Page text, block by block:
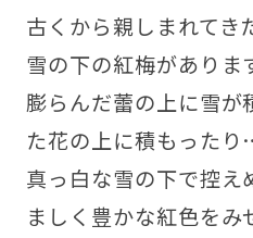
古くから親しまれてき
雪の下の紅梅がありま
膨らんだ蕾の上に雪が
た花の上に積もったり
真っ白な雪の下で控え
ましく豊かな紅色を